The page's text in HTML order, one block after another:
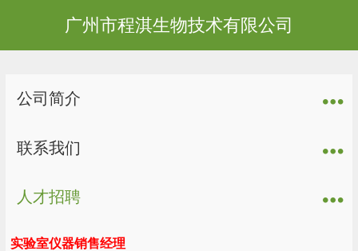
广州市程淇生物技术有限公司
公司简介
联系我们
人才招聘
实验室仪器销售经理